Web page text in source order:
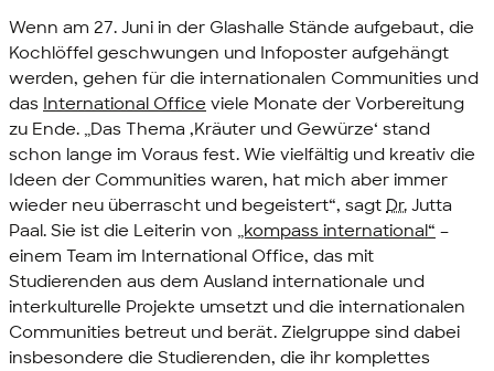
Wenn am 27. Juni in der Glashalle Stände aufgebaut, die
Kochlöffel geschwungen und Infoposter aufgehängt
werden, gehen für die internationalen Communities und
das International Office viele Monate der Vorbereitung
zu Ende. „Das Thema ‚Kräuter und Gewürze‘ stand
schon lange im Voraus fest. Wie vielfältig und kreativ die
Ideen der Communities waren, hat mich aber immer
wieder neu überrascht und begeistert“, sagt Dr. Jutta
Paal. Sie ist die Leiterin von „kompass international“ –
einem Team im International Office, das mit
Studierenden aus dem Ausland internationale und
interkulturelle Projekte umsetzt und die internationalen
Communities betreut und berät. Zielgruppe sind dabei
insbesondere die Studierenden, die ihr komplettes